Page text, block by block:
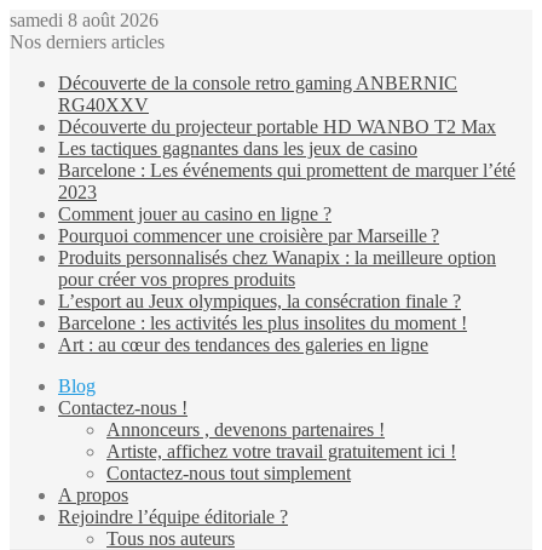
samedi 8 août 2026
Nos derniers articles
Découverte de la console retro gaming ANBERNIC
RG40XXV
Découverte du projecteur portable HD WANBO T2 Max
Les tactiques gagnantes dans les jeux de casino
Barcelone : Les événements qui promettent de marquer l’été
2023
Comment jouer au casino en ligne ?
Pourquoi commencer une croisière par Marseille ?
Produits personnalisés chez Wanapix : la meilleure option
pour créer vos propres produits
L’esport au Jeux olympiques, la consécration finale ?
Barcelone : les activités les plus insolites du moment !
Art : au cœur des tendances des galeries en ligne
Blog
Contactez-nous !
Annonceurs , devenons partenaires !
Artiste, affichez votre travail gratuitement ici !
Contactez-nous tout simplement
A propos
Rejoindre l’équipe éditoriale ?
Tous nos auteurs